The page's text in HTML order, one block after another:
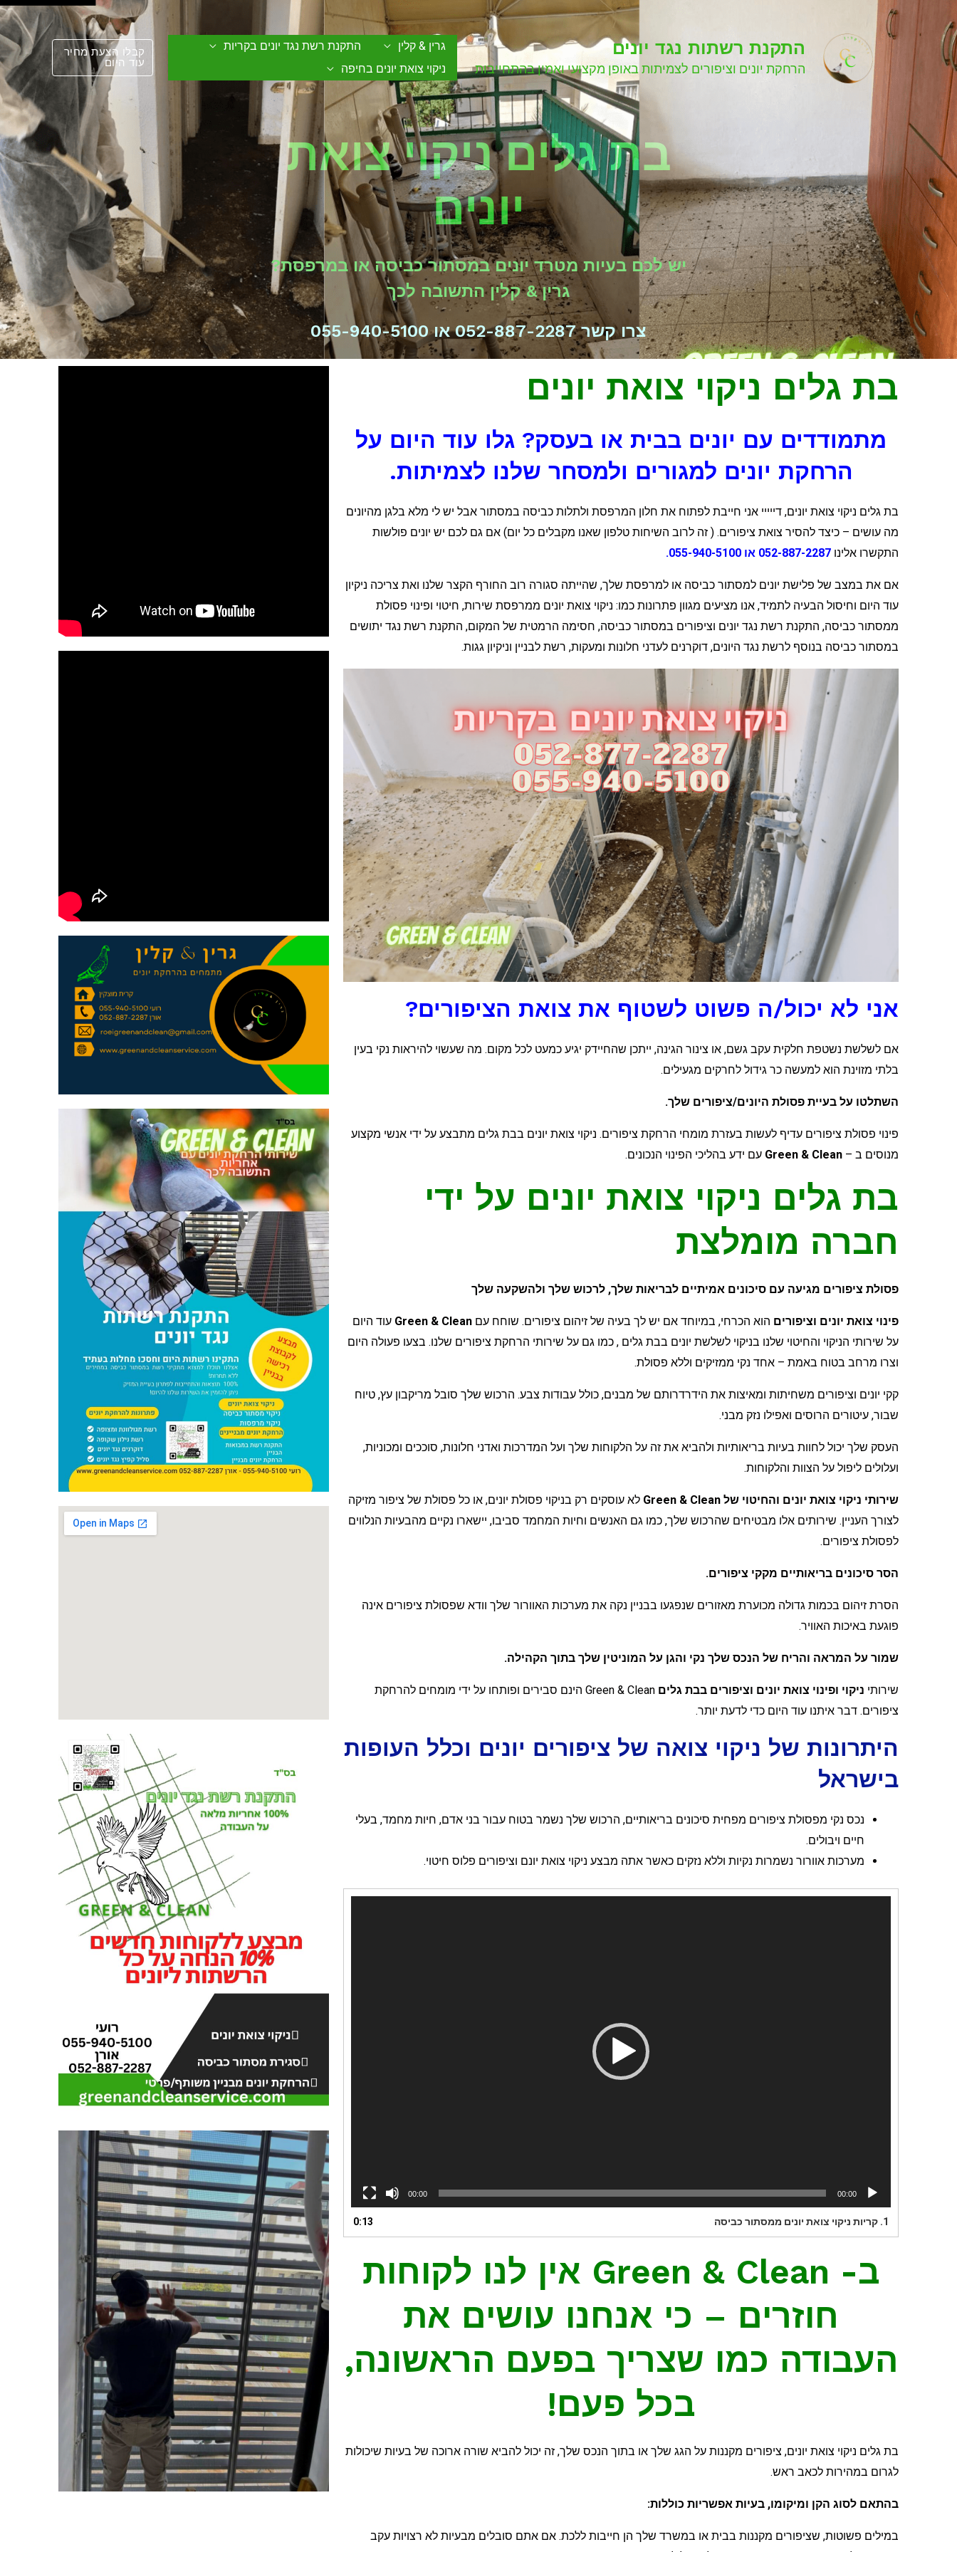
התקנת רשתות נגד יונים
הרחקת יונים וציפורים לצמיתות באופן מקצועי ואמין בהתחייבות
גרין & קלין
התקנת רשת נגד יונים בקריות
ניקוי צואת יונים בחיפה
קבלו הצעת מחיר
עוד היום
בת גלים ניקוי צואת
יונים
יש לכם בעיות מטרד יונים במסתור כביסה או במרפסת?
גרין & קלין התשובה לכך
צרו קשר 052-887-2287 או 055-940-5100
בת גלים ניקוי צואת יונים
מתמודדים עם יונים בבית או בעסק? גלו עוד היום על
הרחקת יונים למגורים ולמסחר שלנו לצמיתות.
בת גלים ניקוי צואת יונים, דייייי אני חייבת לפתוח את חלון המרפסת ולתלות כביסה במסתור אבל יש לי מלא בלגן מהיונים
מה עושים – כיצד להסיר צואת ציפורים. ( זה לרוב השיחות טלפון שאנו מקבלים כל יום) אם גם לכם יש יונים פולשות
התקשרו אלינו
אם את במצב של פלישת יונים למסתור כביסה או למרפסת שלך, שהייתה סגורה רוב החורף הקצר שלנו ואת צריכה ניקיון
עוד היום וחיסול הבעיה לתמיד, אנו מציעים מגוון פתרונות כמו: ניקוי צואת יונים ממרפסת שירות, חיטוי ופינוי פסולת
ממסתור כביסה, התקנת רשת נגד יונים וציפורים במסתור כביסה, חסימה הרמטית של המקום, התקנת רשת נגד יתושים
במסתור כביסה בנוסף לרשת נגד היונים, דוקרנים לעדני חלונות ומעקות, רשת לבניין וניקיון גגות.
אני לא יכול/ה פשוט לשטוף את צואת הציפורים?
אם לשלשת נשטפת חלקית עקב גשם, או צינור הגינה, ייתכן שהחיידק יגיע כמעט לכל מקום. מה שעשוי להיראות נקי בעין
בלתי מזוינת הוא למעשה כר גידול לחרקים מגעילים.
השתלטו על בעיית פסולת היונים/ציפורים שלך.
פינוי פסולת ציפורים עדיף לעשות בעזרת מומחי הרחקת ציפורים. ניקוי צואת יונים בבת גלים מתבצע על ידי אנשי מקצוע
מנוסים ב – Green & Clean עם ידע בהליכי הפינוי הנכונים.
בת גלים ניקוי צואת יונים על ידי
חברה מומלצת
פסולת ציפורים מגיעה עם סיכונים אמיתיים לבריאות שלך, לרכוש שלך ולהשקעה שלך
פינוי צואת יונים וציפורים הוא הכרחי, במיוחד אם יש לך בעיה של זיהום ציפורים. שוחח עם Green & Clean עוד היום
על שירותי הניקוי והחיטוי שלנו בניקוי לשלשת יונים בבת גלים , כמו גם על שירותי הרחקת ציפורים שלנו. בצעו פעולה היום
וצרו מרחב בטוח באמת – אחד נקי ממזיקים וללא פסולת.
קקי יונים וציפורים משחיתות ומאיצות את הידרדרותם של מבנים, כולל עבודות צבע. הרכוש שלך סובל מריקבון עץ, טיוח
שבור, עיטורים הרוסים ואפילו נזק מבני.
העסק שלך יכול לחוות בעיות בריאותיות ולהביא את זה על הלקוחות שלך ועל המדרכות ואדני חלונות, סוככים ומכוניות,
ועלולים ליפול על הצוות והלקוחות.
שירותי ניקוי צואת יונים והחיטוי של Green & Clean
לא עוסקים רק בניקוי פסולת יונים, או כל פסולת של ציפור מזיקה
לצורך העניין. שירותים אלו מבטיחים שהרכוש שלך, כמו גם האנשים וחיות המחמד סביבו, יישארו נקיים מהבעיות הנלווים
לפסולת ציפורים.
הסר סיכונים בריאותיים מקקי ציפורים.
הסרת זיהום בכמות גדולה מכוערת מאזורים שנפגעו בבניין נקה את מערכות האוורור שלך וודא שפסולת ציפורים אינה
פוגעת באיכות האוויר.
שמור על המראה והריח של הנכס שלך נקי והגן על המוניטין שלך בתוך הקהילה.
שירותי ניקוי ופינוי צואת יונים וציפורים בבת גלים
Green & Clean הינם סבירים ופותחו על ידי מומחים להרחקת
ציפורים. דבר איתנו עוד היום כדי לדעת יותר.
היתרונות של ניקוי צואה של ציפורים יונים וכלל העופות
בישראל
נכס נקי מפסולת ציפורים מפחית סיכונים בריאותיים, הרכוש שלך נשמר בטוח עבור בני אדם, חיות מחמד, בעלי
חיים ויבולים.
מערכות אוורור נשמרות נקיות וללא נזקים כאשר אתה מבצע ניקוי צואת יונם וציפורים פלוס חיטוי.
00:00
00:00
1. קריות ניקוי צואת יונים ממסתור כביסה 0:13
ב- Green & Clean אין לנו לקוחות
חוזרים – כי אנחנו עושים את
העבודה כמו שצריך בפעם הראשונה,
בכל פעם!
בת גלים ניקוי צואת יונים, ציפורים מקננות על הגג שלך או בתוך הנכס שלך, זה יכול להביא שורה ארוכה של בעיות שיכולות
לגרום במהירות לכאב ראש.
בהתאם לסוג הקן ומיקומו, בעיות אפשריות כוללות:
במילים פשוטות, שציפורים מקננות בבית או במשרד שלך הן חייבות ללכת. אם אתם סובלים מבעיות לא רצויות עקב